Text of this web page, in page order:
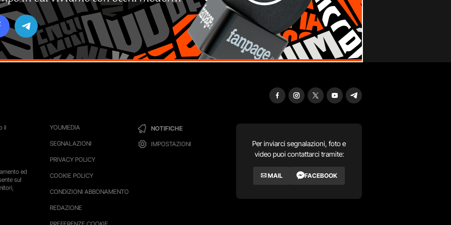
YOUMEDIA
SEGNALAZIONI
PRIVACY POLICY
COOKIE POLICY
CONDIZIONI ABBONAMENTO
REDAZIONE
NOTIFICHE
IMPOSTAZIONI
Per inviarci segnalazioni, foto e
video puoi contattarci tramite:
MAIL FACEBOOK
il
ed
sul